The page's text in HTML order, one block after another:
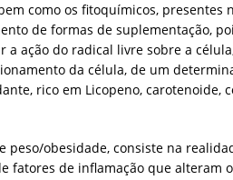
como os fitoquímicos, presentes
de formas de suplementação,
ação do radical livre sobre a
da célula, de um
rico em Licopeno, carotenoide,
peso/obesidade, consiste na
fatores de inflamação que alteram